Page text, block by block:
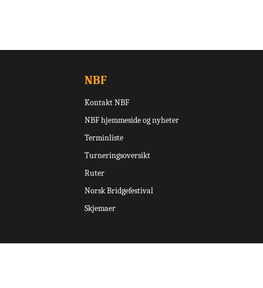
NBF
Kontakt NBF
NBF hjemmeside og nyheter
Terminliste
Turneringsoversikt
Ruter
Norsk Bridgefestival
Skjemaer